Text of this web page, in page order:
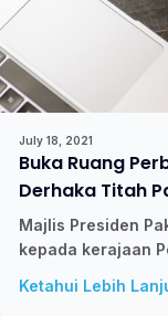
July 18, 2021
Buka Ruang
Derhaka Titah
Majlis Presiden
kepada kerajaan
Ketahui Lebih